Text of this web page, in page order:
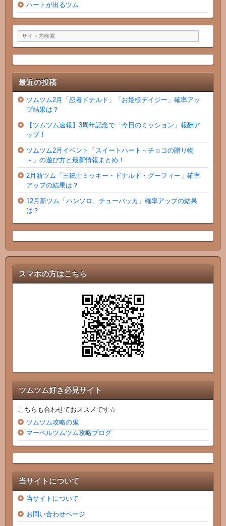
ハートが出るツム
最近の投稿
ツムツム2月「忍者ドナルド」「お姫様デイジー」確率アッ
プ結果は？
【ツムツム速報】3周年記念で「今日のミッション」報酬ア
ップ！
ツムツム2月イベント「スイートハート～チョコの贈り物
～」の遊び方と最新情報まとめ！
2月新ツム「三銃士ミッキー・ドナルド・グーフィー」確率
アップの結果は？
12月新ツム「ハンソロ、チューバッカ」確率アップの結果
は？
スマホの方はこちら
ツムツム好き必見サイト
こちらも合わせておススメです☆
ツムツム攻略の鬼
マーベルツムツム攻略ブログ
当サイトについて
当サイトについて
お問い合わせページ